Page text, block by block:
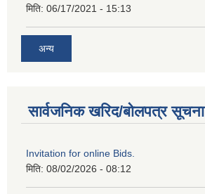
मिति: 06/17/2021 - 15:13
अन्य
सार्वजनिक खरिद/बोलपत्र सूचना
Invitation for online Bids.
मिति: 08/02/2026 - 08:12